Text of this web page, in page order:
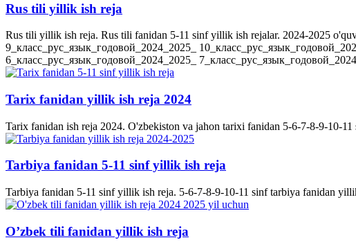
Rus tili yillik ish reja
Rus tili yillik ish reja. Rus tili fanidan 5-11 sinf yillik ish rejalar. 2024-2025
9_класс_рус_язык_годовой_2024_2025_
6_класс_рус_язык_годовой_2024_2025_
Tarix fanidan yillik ish reja 2024
Tarix fanidan ish reja 2024. O'zbekiston va jahon tarixi fanidan 5-6-7-8-9-
Tarbiya fanidan 5-11 sinf yillik ish reja
Tarbiya fanidan 5-11 sinf yillik ish reja. 5-6-7-8-9-10-11 sinf tarbiya fanidan
O’zbek tili fanidan yillik ish reja